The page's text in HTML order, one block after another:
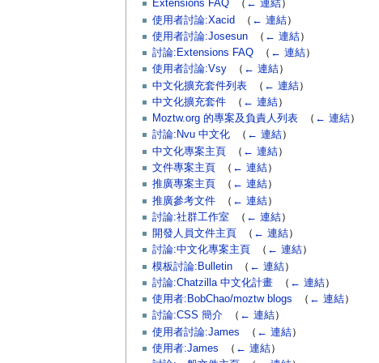
Extensions FAQ‎ （ ← 連結）
使用者討論:Xacid
（ ← 連結）
使用者討論:Josesun‎ （ ← 連結）
討論:Extensions FAQ‎ （ ← 連結）
使用者討論:Vsy‎ （ ← 連結）
中文化擴充套件列表‎ （ ← 連結）
中文化擴充套件‎ （ ← 連結）
Moztw.org 的專案及負責人列表‎ （ ← 連結）
討論:Nvu 中文化‎ （ ← 連結）
中文化專案主頁‎ （ ← 連結）
文件專案主頁
（ ← 連結）
推廣專案主頁
（ ← 連結）
推廣參考文件‎ （ ← 連結）
討論:社群工作室‎ （ ← 連結）
開發人員文件主頁
（ ← 連結）
討論:中文化專案主頁
（ ← 連結）
模板討論:Bulletin‎ （ ← 連結）
討論:Chatzilla 中文化計畫‎ （ ← 連結）
使用者:BobChao/moztw blogs
（ ← 連結）
討論:CSS 簡介‎ （ ← 連結）
使用者討論:James
（ ← 連結）
使用者:James
（ ← 連結）